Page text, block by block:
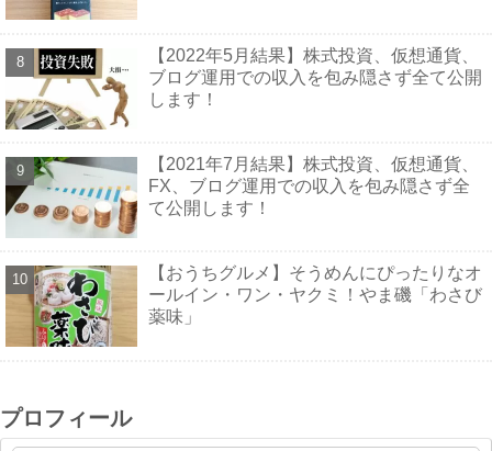
【2022年5月結果】株式投資、仮想通貨、
ブログ運用での収入を包み隠さず全て公開
します！
【2021年7月結果】株式投資、仮想通貨、
FX、ブログ運用での収入を包み隠さず全
て公開します！
【おうちグルメ】そうめんにぴったりなオ
ールイン・ワン・ヤクミ！やま磯「わさび
薬味」
プロフィール